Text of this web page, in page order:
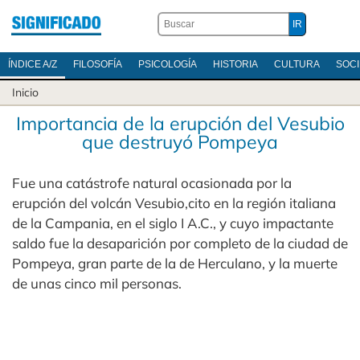
ÍNDICE A/Z FILOSOFÍA PSICOLOGÍA HISTORIA CULTURA
Inicio
Importancia de la erupción del Vesubio
que destruyó Pompeya
Fue una catástrofe natural ocasionada por la
erupción del volcán Vesubio,cito en la región italiana
de la Campania, en el siglo I A.C., y cuyo impactante
saldo fue la desaparición por completo de la ciudad de
Pompeya, gran parte de la de Herculano, y la muerte
de unas cinco mil personas.